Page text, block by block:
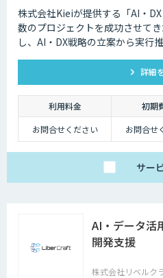
株式会社Kieiが提供する「AI・
数のプロジェクトを成功させて
し、AI・DX戦略の立案から実行
詳細
利用料金 初期
お問合せください
お問合せ
サー
AI・データ活
開発支援
株式会社リベルク